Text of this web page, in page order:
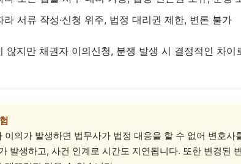
라 서류 작성·신청 위주, 법정 대리권 제한, 변론 불가
않지만 채권자 이의신청, 분쟁 발생 시 결정적인 차이
이의가 발생하면 법무사가 법정 대응을 할 수 없어 변호사
발생하고, 사건 인계로 시간도 지연됩니다. 또한 변경된